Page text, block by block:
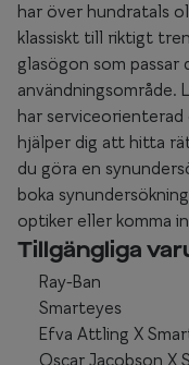
har över hundratals
klassiskt till riktigt
glasögon som passar
användningsområde.
har
hjälper dig att hitta
du göra en
boka
optiker eller komma
Tillgängliga
Ray-Ban
Smarteyes
Efva Attling X
Oscar Jacobson X